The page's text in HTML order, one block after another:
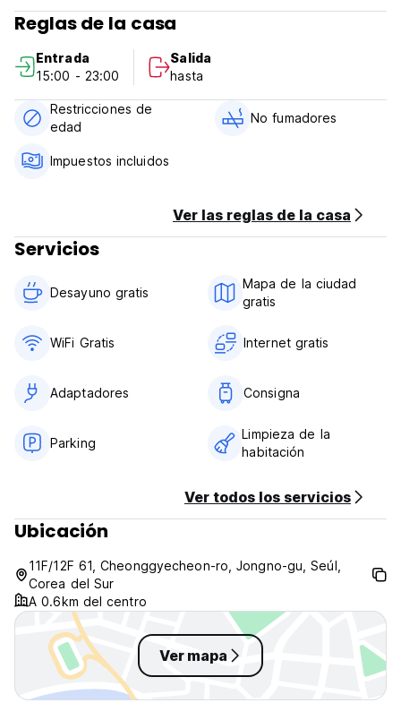
retreat with reasonable prices. Amenities are high speed
internet, printing and faxing services.
***
1) Regular room : 15% OFF (Minimum stay 2 nights) >> 1
night no discount.
2) Dormitory room : 10% OFF (Minimum stay 3 nights) >> 1, 2
nights no discount.
Reglas de la casa
Entrada
15:00 - 23:00
Salida
hasta
Restricciones de
edad
No fumadores
Impuestos incluidos
Ver las reglas de la casa
Servicios
Desayuno gratis
Mapa de la ciudad
gratis
WiFi Gratis Internet gratis
Adaptadores Consigna
Parking
Limpieza de la
habitación
Ver todos los servicios
Ubicación
11F/12F 61, Cheonggyecheon-ro, Jongno-gu, Seúl,
Corea del Sur
A 0.6km del centro
Ver mapa